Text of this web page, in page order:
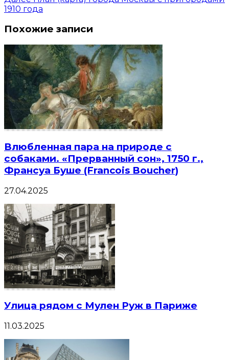
1910 года
Похожие записи
Влюбленная пара на природе с
собаками. «Прерванный сон», 1750 г.,
Франсуа Буше (Francois Boucher)
27.04.2025
Улица рядом с Мулен Руж в Париже
11.03.2025